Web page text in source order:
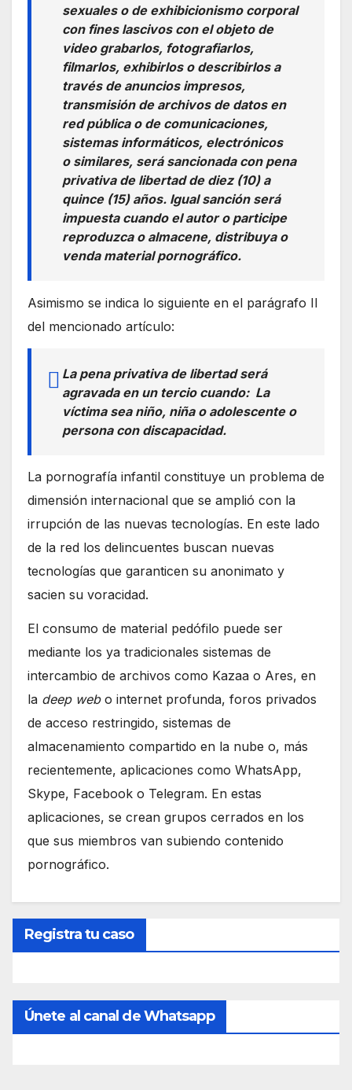
sexuales o de exhibicionismo corporal
con fines lascivos con el objeto de
video grabarlos, fotografiarlos,
filmarlos, exhibirlos o describirlos a
través de anuncios impresos,
transmisión de archivos de datos en
red pública o de comunicaciones,
sistemas informáticos, electrónicos
o similares, será sancionada con pena
privativa de libertad de diez (10) a
quince (15) años. Igual sanción será
impuesta cuando el autor o participe
reproduzca o almacene, distribuya o
venda material pornográfico.
Asimismo se indica lo siguiente en el parágrafo II
del mencionado artículo:
La pena privativa de libertad será
agravada en un tercio cuando: La
víctima sea niño, niña o adolescente o
persona con discapacidad.
La pornografía infantil constituye un problema de
dimensión internacional que se amplió con la
irrupción de las nuevas tecnologías. En este lado
de la red los delincuentes buscan nuevas
tecnologías que garanticen su anonimato y
sacien su voracidad.
El consumo de material pedófilo puede ser
mediante los ya tradicionales sistemas de
intercambio de archivos como Kazaa o Ares, en
la deep webo internet profunda, foros privados
de acceso restringido, sistemas de
almacenamiento compartido en la nube o, más
recientemente, aplicaciones como WhatsApp,
Skype, Facebook o Telegram. En estas
aplicaciones, se crean grupos cerrados en los
que sus miembros van subiendo contenido
pornográfico.
Registra tu caso
Únete al canal de Whatsapp